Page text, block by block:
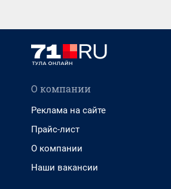
О компании
Реклама на сайте
Прайс-лист
О компании
Наши вакансии